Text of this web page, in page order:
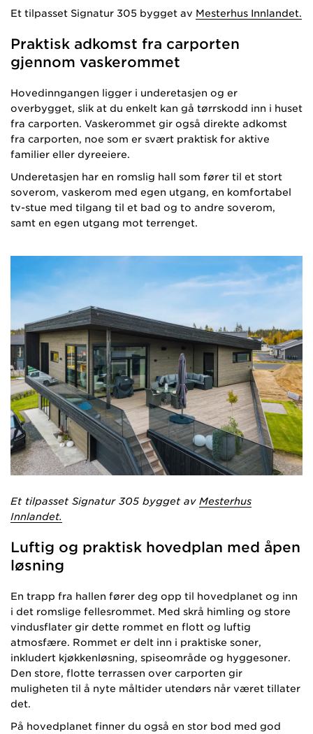
Et tilpasset Signatur 305 bygget av Mesterhus Innlandet.
Praktisk adkomst fra carporten
gjennom vaskerommet
Hovedinngangen ligger i underetasjen og er
overbygget, slik at du enkelt kan gå tørrskodd inn i huset
fra carporten. Vaskerommet gir også direkte adkomst
fra carporten, noe som er svært praktisk for aktive
familier eller dyreeiere.
Underetasjen har en romslig hall som fører til et stort
soverom, vaskerom med egen utgang, en komfortabel
tv-stue med tilgang til et bad og to andre soverom,
samt en egen utgang mot terrenget.
Et tilpasset Signatur 305 bygget av Mesterhus
Innlandet.
Luftig og praktisk hovedplan med åpen
løsning
En trapp fra hallen fører deg opp til hovedplanet og inn
i det romslige fellesrommet. Med skrå himling og store
vindusflater gir dette rommet en flott og luftig
atmosfære. Rommet er delt inn i praktiske soner,
inkludert kjøkkenløsning, spiseområde og hyggesoner.
Den store, flotte terrassen over carporten gir
muligheten til å nyte måltider utendørs når været tillater
det.
På hovedplanet finner du også en stor bod med god